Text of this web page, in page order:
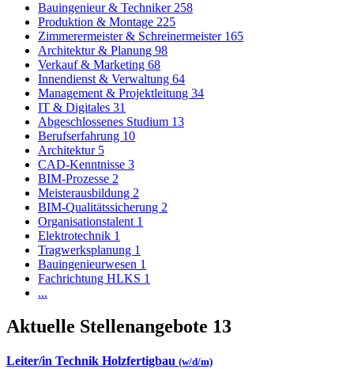
Bauingenieur & Techniker 258
Produktion & Montage 225
Zimmerermeister & Schreinermeister 165
Architektur & Planung 98
Verkauf & Marketing 68
Innendienst & Verwaltung 64
Management & Projektleitung 34
IT & Digitales 31
Abgeschlossenes Studium 13
Berufserfahrung 10
Architektur 5
CAD-Kenntnisse 3
BIM-Prozesse 2
Meisterausbildung 2
BIM-Qualitätssicherung 2
Organisationstalent 1
Elektrotechnik 1
Tragwerksplanung 1
Bauingenieurwesen 1
Fachrichtung HLKS 1
...
Aktuelle Stellenangebote 13
Leiter/in Technik Holzfertigbau (w/d/m)